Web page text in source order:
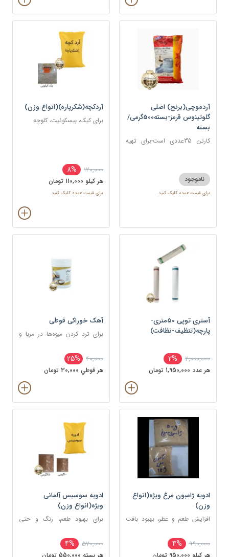
آردموچی(برنج) اصلی
گلوتینوس قرمز-بسته500گرمی/
بسته
کارتن 35عددی است-برای تهیه
ناموجود
برای قیمت عمده کلیک کنید
آردکچه(شکرپاره)(انواع وزن)
برای کیک، بیسکوئیت، کلوچه
120,000
8%
هر کيلو 110,000 تومان
برای قیمت عمده کلیک کنید
آستری توپی 50متری-
پارچه(تنظیف-نظافت)
2,000,000
2%
هر عدد 1,950,000 تومان
آهک خوراکی قوطی
برای ترد کردن میوه‌ها در مربا و
آن‌ها حین پخت
40,000
25%
هر قوطي 30,000 تومان
ادویه ژامبون مرغ ویژه(انواع
وزن)
افزایش طعم و عطر، بهبود بافت
گوشت
990,000
4%
ادویه سوسیس آلمانی
ویژه(انواع وزن)
برای بهبود طعم، رنگ و حتی
570,000
4%